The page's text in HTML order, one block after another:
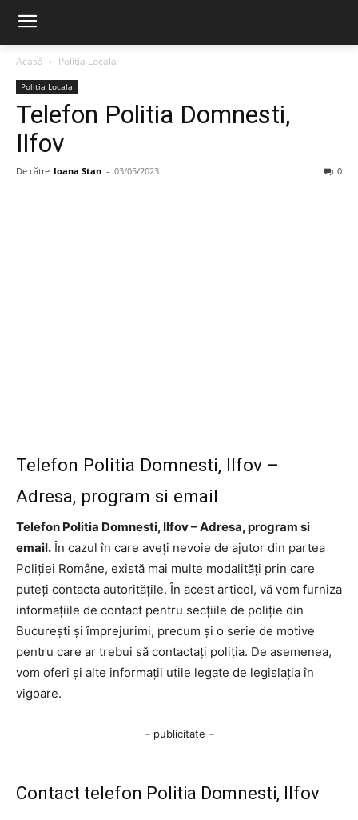
Acasă Politia Locala
Politia Locala
Telefon Politia Domnesti,
Ilfov
De către Ioana Stan - 03/05/2023 0
Telefon Politia Domnesti, Ilfov –
Adresa, program si email
Telefon Politia Domnesti, Ilfov – Adresa, program si
email. În cazul în care aveți nevoie de ajutor din partea
Poliției Române, există mai multe modalități prin care
puteți contacta autoritățile. În acest articol, vă vom furniza
informațiile de contact pentru secțiile de poliție din
București și împrejurimi, precum și o serie de motive
pentru care ar trebui să contactați poliția. De asemenea,
vom oferi și alte informații utile legate de legislația în
vigoare.
– publicitate –
Contact telefon Politia Domnesti, Ilfov